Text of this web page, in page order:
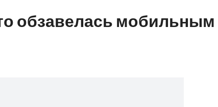
обзавелась мобильным